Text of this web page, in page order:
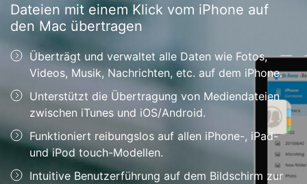
Lösungen
Presseraum
Shop
Support
Weitere Tools und Apps
Full Toolkit anzeigen >
Entdecken Sie weitere Dr.Fone-Lösungen
Lernen und Unterstützung
Ressourcen & Lernen
Hilfe und Unterstützung erhalten
Android 16 FRP-Umgehung
DOWNLOAD Anmelden
Suchen
Dateien mit einem Klick vom iPhone auf
den Mac übertragen
Überträgt und verwaltet alle Daten wie Fotos,
Videos, Musik, Nachrichten, etc. auf dem iPhone.
Unterstützt die Übertragung von Mediendateien
zwischen iTunes und iOS/Android.
Funktioniert reibungslos auf allen iPhone-, iPad-
und iPod touch-Modellen.
Intuitive Benutzerführung auf dem Bildschirm zur